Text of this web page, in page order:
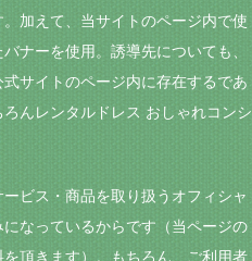
加えて、当サイトのページ内で使
ナーを使用。誘導先についても、
サイトのページ内に存在するであ
んレンタルドレス おしゃれコンシ
ビス・商品を取り扱うオフィシャ
なっているからです（当ページの
頂きます）。もちろん、ご利用者